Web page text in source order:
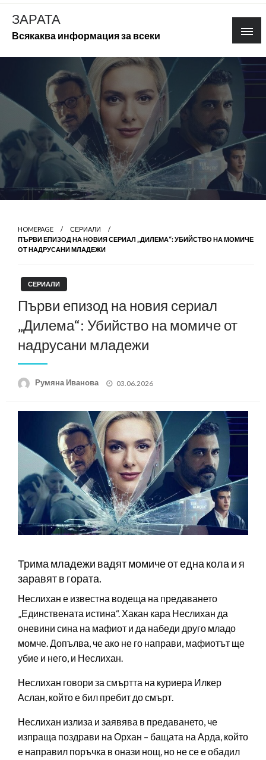
Skip
content
ЗАРАТА
Всякаква информация за всеки
HOMEPAGE
СЕРИАЛИ
ПЪРВИ ЕПИЗОД НА НОВИЯ СЕРИАЛ „ДИЛЕМА“: УБИЙСТВО НА МОМИЧЕ
ОТ НАДРУСАНИ МЛАДЕЖИ
СЕРИАЛИ
Първи епизод на новия сериал
„Дилема“: Убийство на момиче от
надрусани младежи
Румяна Иванова
Posted
03.06.2026
Трима младежи вадят момиче от една кола и я
заравят в гората.
Неслихан е известна водеща на предаването
„Единствената истина“. Хакан кара Неслихан да
оневини сина на мафиот и да набеди друго младо
момче. Допълва, че ако не го направи, мафиотът ще
убие и него, и Неслихан.
Неслихан говори за смъртта на куриера Илкер
Аслан, който е бил пребит до смърт.
Неслихан излиза и заявява в предаването, че
изпраща поздрави на Орхан – бащата на Арда, който
е направил поръчка в онази нощ, но не се е обадил